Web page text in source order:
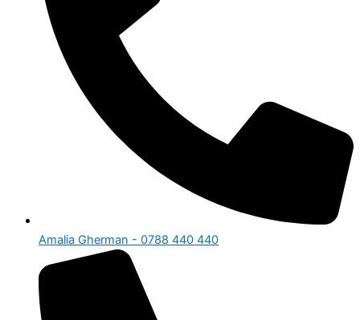
Amalia Gherman - 0788 440 440